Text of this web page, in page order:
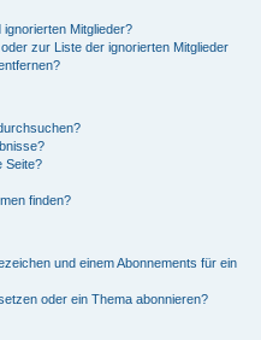
Mitglieder?
zur Liste der ignorierten Mitglieder
Seite?
finden?
und einem Abonnements für ein
oder ein Thema abonnieren?